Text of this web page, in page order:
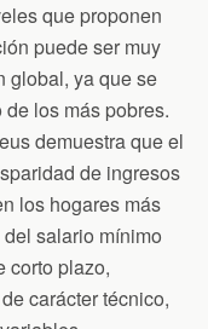
que proponen
puede ser muy
global, ya que se
los más pobres.
demuestra que el
de ingresos
los hogares más
salario mínimo
corto plazo,
carácter técnico,